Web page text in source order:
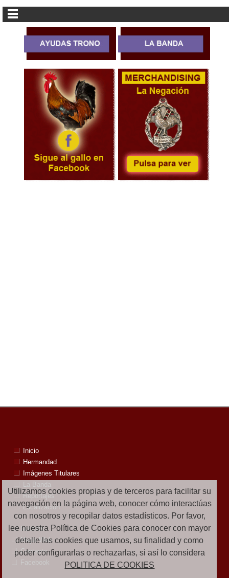
Inicio
Hermandad
Imágenes Titulares
La Banda
Reportajes
Localización
Noticias
Mapa Web
Contacto
Facebook
Utilizamos cookies propias y de terceros para facilitar su
navegación en la página web, conocer cómo interactúas
con nosotros y recopilar datos estadísticos. Por favor,
lee nuestra Política de Cookies para conocer con mayor
detalle las cookies que usamos, su finalidad y como
poder configurarlas o rechazarlas, si así lo considera
POLITICA DE COOKIES